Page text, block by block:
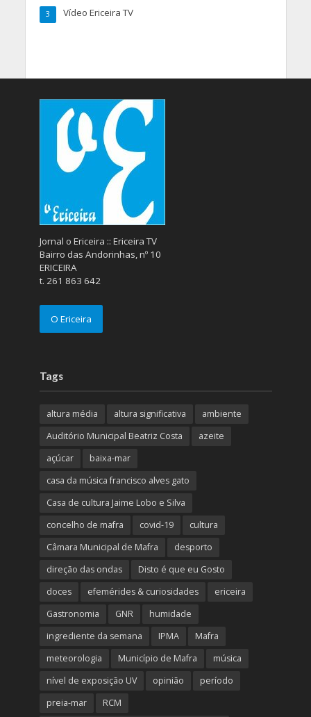
Vídeo Ericeira TV
3
Jornal o Ericeira :: Ericeira TV
Bairro das Andorinhas, nº 10
ERICEIRA
t. 261 863 642
O Ericeira
Tags
altura média altura significativa
ambiente
Auditório Municipal Beatriz Costa
azeite
açúcar
baixa-mar
casa da música francisco alves gato
Casa de cultura Jaime Lobo e Silva
concelho de mafra
covid-19
cultura
Câmara Municipal de Mafra
desporto
direção das ondas
Disto é que eu Gosto
doces
efemérides & curiosidades
ericeira
Gastronomia
GNR
humidade
ingrediente da semana
IPMA
Mafra
meteorologia
Município de Mafra
música
nível de exposição UV
opinião
período
preia-mar
RCM